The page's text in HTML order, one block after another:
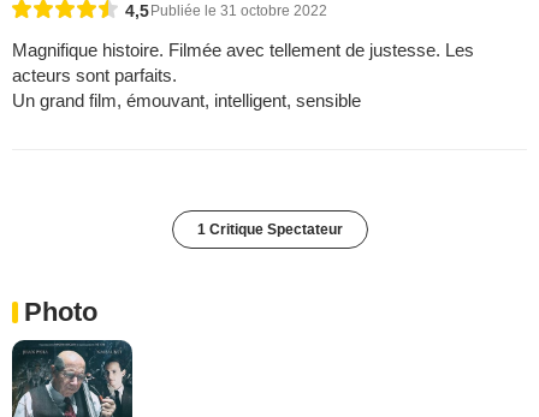
4,5 Publiée le 31 octobre 2022
Magnifique histoire. Filmée avec tellement de justesse. Les
acteurs sont parfaits.
Un grand film, émouvant, intelligent, sensible
1 Critique Spectateur
Photo